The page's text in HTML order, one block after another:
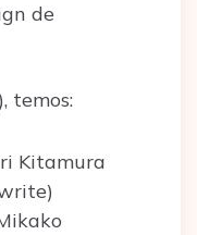
de
temos:
Kitamura